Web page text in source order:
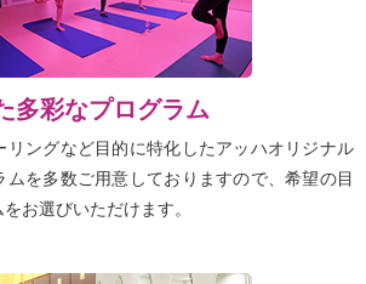
多彩なプログラム
リングなど目的に特化したアッハオリジナル
を多数ご用意しておりますので、希望の目
お選びいただけます。